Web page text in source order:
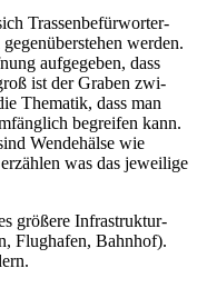
Tras­sen­be­für­wor­ter-
wer­den.
auf­ge­ge­ben, dass
ist der Gra­ben zwi­
The­ma­tik, dass man
begrei­fen kann.
Wen­de­häl­se wie
was das jewei­li­ge
grö­ße­re Infra­struk­tur­
Flug­ha­fen, Bahn­hof).